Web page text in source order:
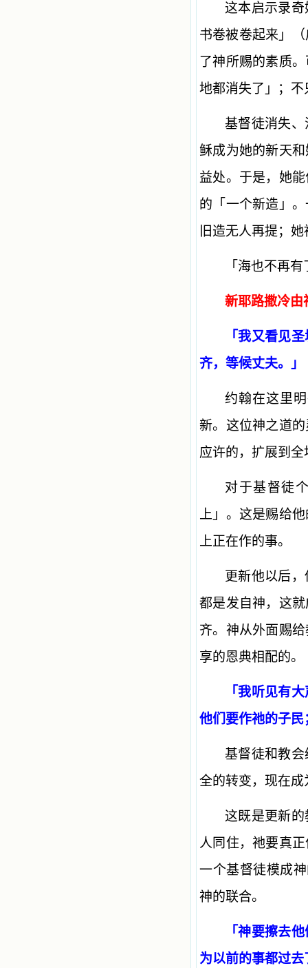
这本启示录
书卷被卷起来」
了神所赐的素质
地都消失了」；
基督徒消失
稣成为她的新天
益处。于是，她
的「一个新造」
旧造无人再提；
「海也不再
新耶路撒冷由
「我又看见
齐，等候丈夫。」
约翰在这里
新。这位神之道
应许的，扩展到
对于基督徒
上」。这是赐给
上正在作的事。
更新他以后
都是发自神，这
齐。神从外面赐
享的恩典相配的。
「我听见有
他们要作祂的子
基督徒和教
全的转变，现在
这既是更新
人同住，祂要真
一个基督徒模成
神的联合。
「神要擦去
为以前的事都过去